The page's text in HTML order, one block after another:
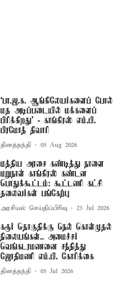
‘பா.ஜ.க. ஆங்கிலேயர்களைப் போல்
மத அடிப்படையில் மக்களைப்
பிரிக்கிறது’ - காங்கிரஸ் எம்.பி.
பிரமோத் திவாரி
தினத்தந்தி 05 Aug 2026
மத்திய அரசை கண்டித்து நாளை
மறுநாள் காங்கிரஸ் கண்டன
பொதுக்கூட்டம்: கூட்டணி கட்சி
தலைவர்கள் பங்கேற்பு
அரசியல் செய்திப்பிரிவு 23 Jul 2026
கரூர் தொகுதிக்கு நெல் கொள்முதல்
நிலையங்கள்.. அமைச்சர்
வெங்கடரமணனை சந்தித்து
ஜோதிமணி எம்.பி. கோரிக்கை
தினத்தந்தி 05 Jul 2026